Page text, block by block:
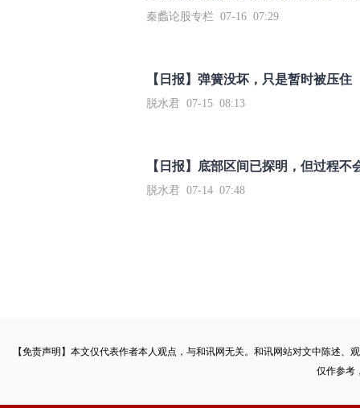
秦蠡论股专栏 07-16 07:29
【日报】弹簧没坏，只是暂时被压住
脱水君 07-15 08:13
【日报】底部区间已探明，但过程不
脱水君 07-14 07:48
【免责声明】本文仅代表作者本人观点，与和讯网无关。和讯网站对文中陈述
仅作参考